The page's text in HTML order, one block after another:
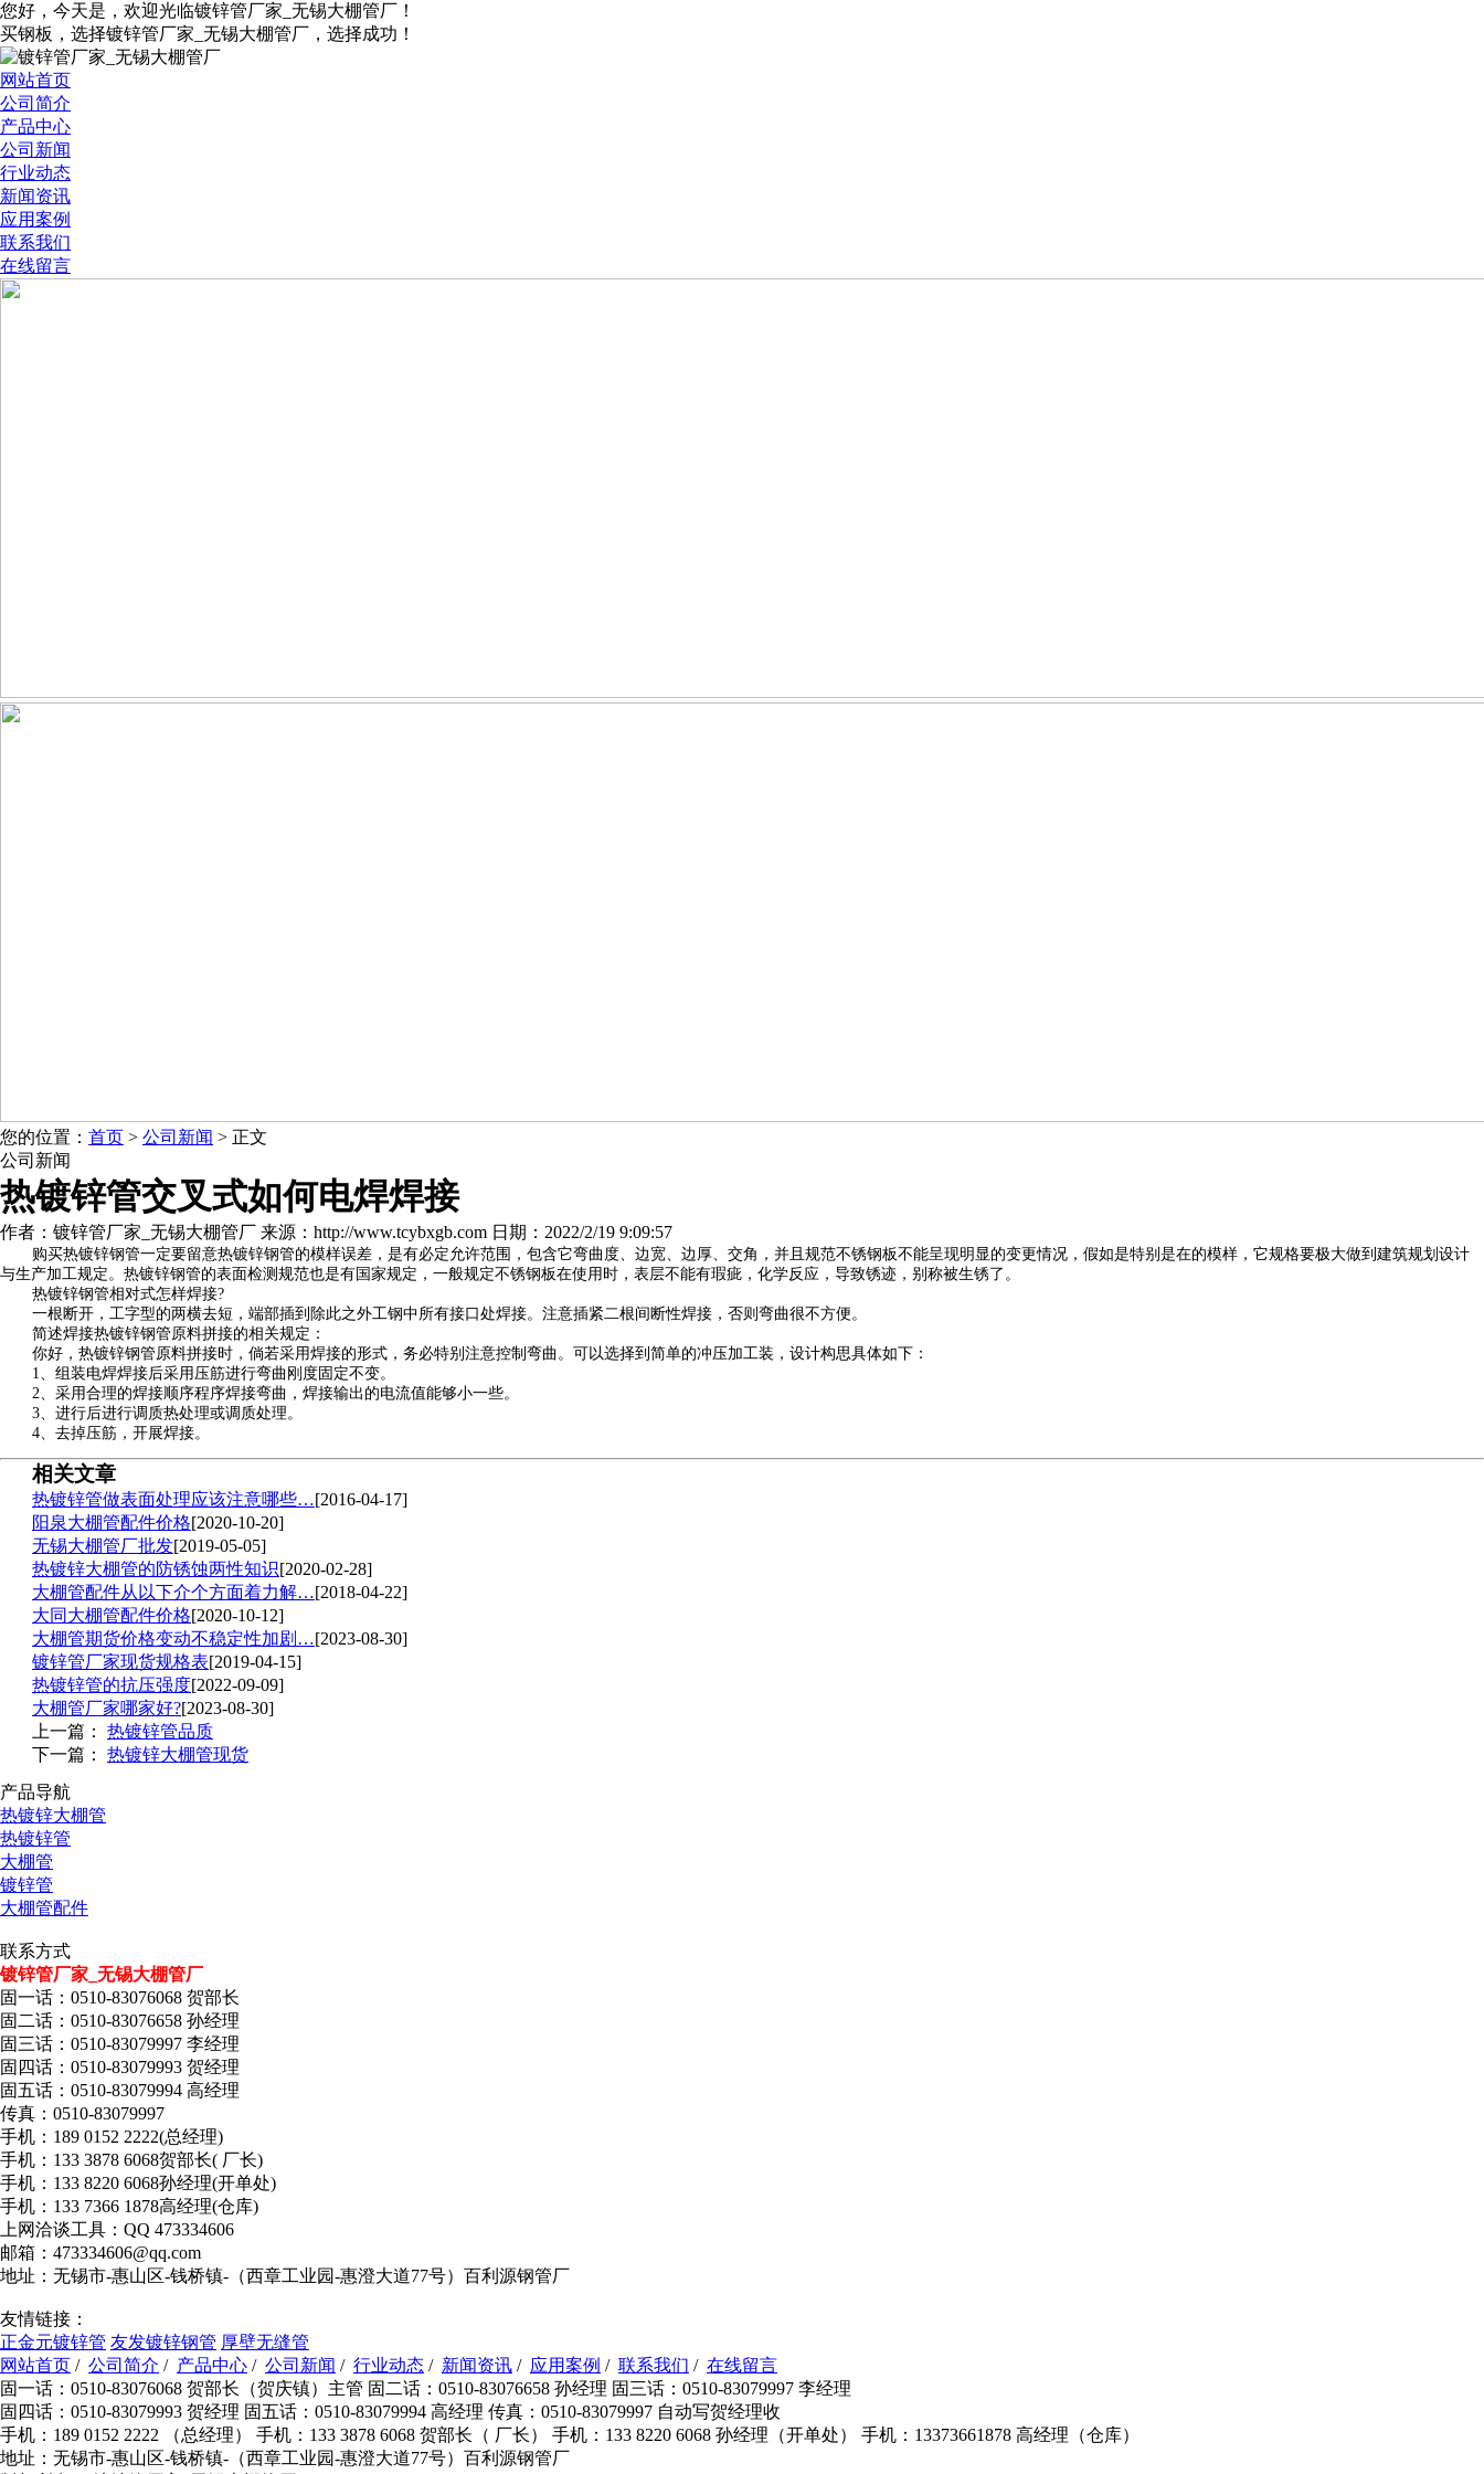
您好，今天是 ，欢迎光临镀锌管厂家_无锡大棚管厂！
买钢板，选择镀锌管厂家_无锡大棚管厂，选择成功！
网站首页
公司简介
产品中心
公司新闻
行业动态
新闻资讯
应用案例
联系我们
在线留言
您的位置： 首页 > 公司新闻 > 正文
公司新闻
热镀锌管交叉式如何电焊焊接
作者：镀锌管厂家_无锡大棚管厂 来源：http://www.tcybxgb.com 日期：2022/2/19 9:09:57
购买热镀锌钢管一定要留意热镀锌钢管的模样误差，是有必定允许范围，包含它弯曲度、边宽、边厚、交角，并且规范不锈钢板不能呈现明显的变更情况，假如是特别是在的模样，它规格要极大做到建筑规划设计
与生产加工规定。热镀锌钢管的表面检测规范也是有国家规定，一般规定不锈钢板在使用时，表层不能有瑕疵，化学反应，导致锈迹，别称被生锈了。
热镀锌钢管相对式怎样焊接?
一根断开，工字型的两横去短，端部插到除此之外工钢中所有接口处焊接。注意插紧二根间断性焊接，否则弯曲很不方便。
简述焊接热镀锌钢管原料拼接的相关规定：
你好，热镀锌钢管原料拼接时，倘若采用焊接的形式，务必特别注意控制弯曲。可以选择到简单的冲压加工装，设计构思具体如下：
1、组装电焊焊接后采用压筋进行弯曲刚度固定不变。
2、采用合理的焊接顺序程序焊接弯曲，焊接输出的电流值能够小一些。
3、进行后进行调质热处理或调质处理。
4、去掉压筋，开展焊接。
相关文章
热镀锌管做表面处理应该注意哪些…[2016-04-17]
阳泉大棚管配件价格[2020-10-20]
无锡大棚管厂批发[2019-05-05]
热镀锌大棚管的防锈蚀两性知识[2020-02-28]
大棚管配件从以下介个方面着力解…[2018-04-22]
大同大棚管配件价格[2020-10-12]
大棚管期货价格变动不稳定性加剧…[2023-08-30]
镀锌管厂家现货规格表[2019-04-15]
热镀锌管的抗压强度[2022-09-09]
大棚管厂家哪家好?[2023-08-30]
上一篇： 热镀锌管品质
下一篇： 热镀锌大棚管现货
产品导航
热镀锌大棚管
热镀锌管
大棚管
镀锌管
大棚管配件
联系方式
镀锌管厂家_无锡大棚管厂
固一话：0510-83076068 贺部长
固二话：0510-83076658 孙经理
固三话：0510-83079997 李经理
固四话：0510-83079993 贺经理
固五话：0510-83079994 高经理
传真：0510-83079997
手机：189 0152 2222(总经理)
手机：133 3878 6068贺部长( 厂长)
手机：133 8220 6068孙经理(开单处)
手机：133 7366 1878高经理(仓库)
上网洽谈工具：QQ 473334606
邮箱：473334606@qq.com
地址：无锡市-惠山区-钱桥镇-（西章工业园-惠澄大道77号）百利源钢管厂
友情链接：
正金元镀锌管 友发镀锌钢管 厚壁无缝管
网站首页 / 公司简介 / 产品中心 / 公司新闻 / 行业动态 / 新闻资讯 / 应用案例 / 联系我们 / 在线留言
固一话：0510-83076068 贺部长（贺庆镇）主管 固二话：0510-83076658 孙经理 固三话：0510-83079997 李经理
固四话：0510-83079993 贺经理 固五话：0510-83079994 高经理 传真：0510-83079997 自动写贺经理收
手机：189 0152 2222 （总经理） 手机：133 3878 6068 贺部长（ 厂长） 手机：133 8220 6068 孙经理（开单处） 手机：13373661878 高经理（仓库）
地址：无锡市-惠山区-钱桥镇-（西章工业园-惠澄大道77号）百利源钢管厂